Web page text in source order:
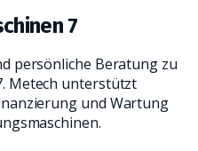
7
persönliche Beratung zu
Metech unterstützt
und Wartung